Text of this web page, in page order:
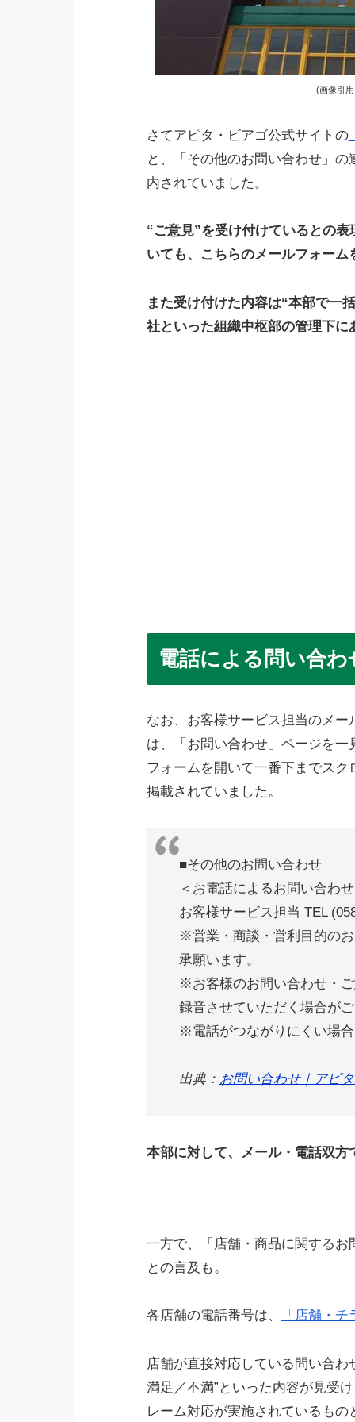
(画像引
さてアピタ・ビアゴ公式サイトの
と、「その他のお問い合わせ」の
内されていました。
“ご意見”を受け付けているとの
いても、こちらのメールフォー
また受け付けた内容は“本部で一
社といった組織中枢部の管理下に
電話による問い合
なお、お客様サービス担当のメ
は、「お問い合わせ」ページを
フォームを開いて一番下までス
掲載されていました。
■その他のお問い合わせ
＜お電話によるお問い合わ
お客様サービス担当 TEL
※営業・商談・営利目的の
承願います。
※お客様のお問い合わせ・
録音させていただく場合が
※電話がつながりにくい場
出典： お問い合わせ｜アピ
本部に対して、メール・電話双
一方で、「店舗・商品に関する
との言及も。
各店舗の電話番号は、 「店舗・
店舗が直接対応している問い合わ
満足／不満”といった内容が見受
レーム対応が実施されているもの